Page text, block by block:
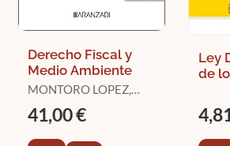
Derecho Fiscal y
Medio Ambiente
MONTORO LOPEZ,
41,00 €
Ley
de